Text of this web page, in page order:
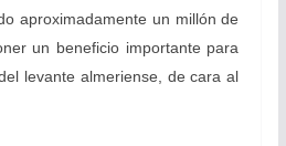
aproximadamente un millón de
un beneficio importante para
levante almeriense, de cara al